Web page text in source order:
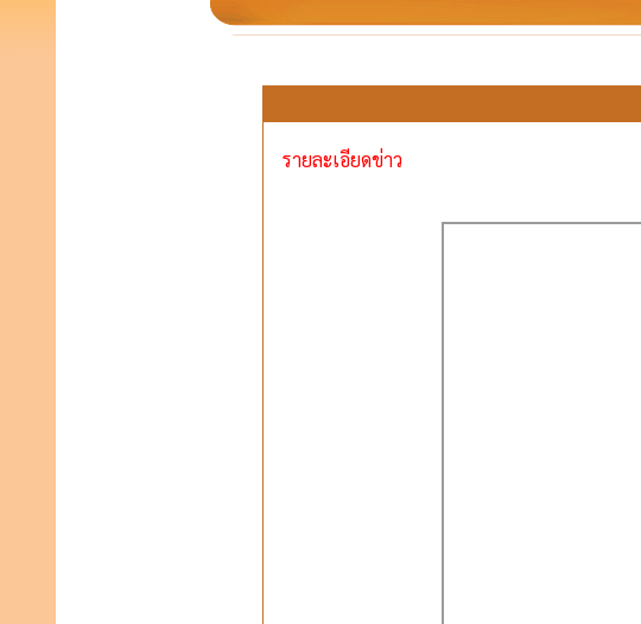
รายละเอียดข่าว